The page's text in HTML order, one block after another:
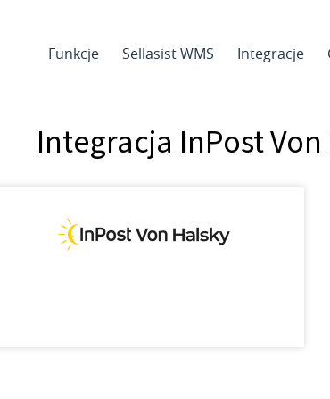
Funkcje Sellasist WMS Integracje
Integracja InPost